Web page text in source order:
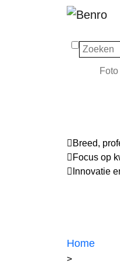
Zoeken
Foto
Breed,
Focus op
Innovatie
Home
>